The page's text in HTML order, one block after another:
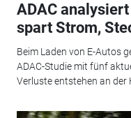
ADAC
spart Strom,
Beim Laden von E-Autos
ADAC-Studie mit fünf
Verluste entstehen an der